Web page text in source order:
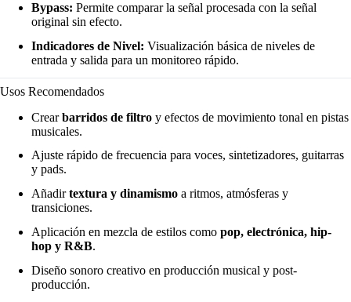
Bypass: Permite comparar la señal procesada con la señal
original sin efecto.
Indicadores de Nivel: Visualización básica de niveles de
entrada y salida para un monitoreo rápido.
Usos Recomendados
Crearbarridos de filtro y efectos de movimiento tonal en pistas
musicales.
Ajuste rápido de frecuencia para voces, sintetizadores, guitarras
y pads.
Añadirtextura y dinamismo a ritmos, atmósferas y
transiciones.
Aplicación en mezcla de estilos como pop, electrónica, hip-
hop y R&B.
Diseño sonoro creativo en producción musical y post-
producción.